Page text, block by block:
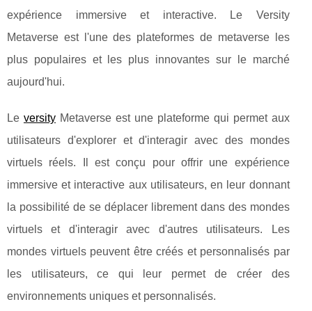
expérience immersive et interactive. Le Versity
Metaverse est l'une des plateformes de metaverse les
plus populaires et les plus innovantes sur le marché
aujourd'hui.
Le versityMetaverse est une plateforme qui permet aux
utilisateurs d'explorer et d'interagir avec des mondes
virtuels réels. Il est conçu pour offrir une expérience
immersive et interactive aux utilisateurs, en leur donnant
la possibilité de se déplacer librement dans des mondes
virtuels et d'interagir avec d'autres utilisateurs. Les
mondes virtuels peuvent être créés et personnalisés par
les utilisateurs, ce qui leur permet de créer des
environnements uniques et personnalisés.